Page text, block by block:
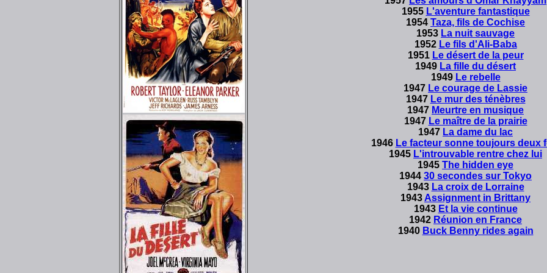
1955 L'aventure fantastique
1954 Taza, fils de Cochise
1953 La nuit sauvage
1952 Le fils d'Ali-Baba
1951 Le désert de la peur
1949 La fille du désert
1949 Le rebelle
1947 Le courage de Lassie
1947 Le mur des ténèbres
1947 Meurtre en musique
1947 Le maître de la prairie
1947 La dame du lac
1946 Le facteur sonne toujours deux
1945 L'introuvable rentre chez lui
1945 The hidden eye
1944 30 secondes sur Tokyo
1943 La croix de Lorraine
1943 Assignment in Brittany
1943 Et la vie continue
1942 Réunion en France
1940 Buck Benny rides again